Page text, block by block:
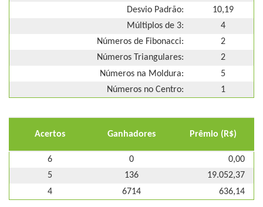
Desvio Padrão:
10,19
Múltiplos de 3:
4
Números de Fibonacci:
2
Números Triangulares:
2
Números na Moldura:
5
Números no Centro:
1
Acertos Ganhadores Prêmio (R$)
6 0
0,00
5
136
19.052,37
4
6714 636,14